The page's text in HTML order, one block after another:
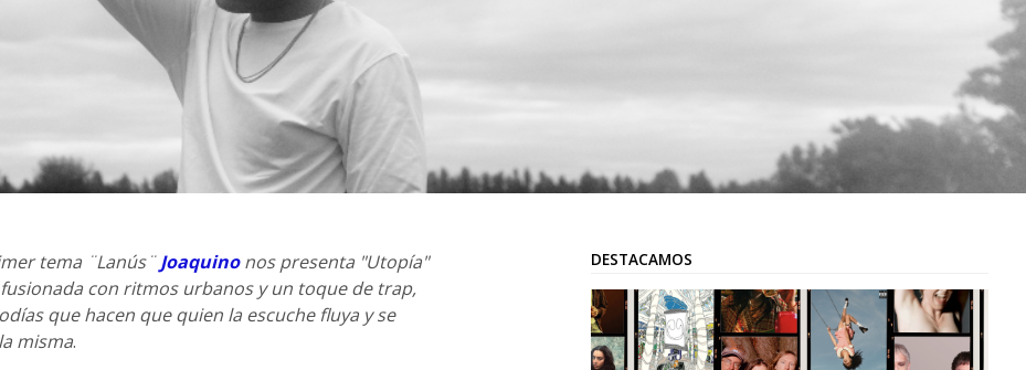
tema ¨Lanús¨Joaquinonos presenta "Utopía"
con ritmos urbanos y un toque de trap,
que hacen que quien la escuche fluya y se
misma.
DESTACAMOS